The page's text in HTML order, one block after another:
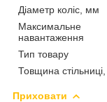
Діаметр коліс, мм
Максимальне
навантаження
Тип товару
Товщина
Приховати